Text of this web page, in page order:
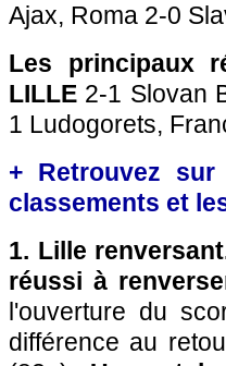
Ajax, Roma 2-0
Les principaux
LILLE 2-1 Slovan
1 Ludogorets,
+ Retrouvez
classements et
1. Lille
réussi à
l'ouverture du
différence au